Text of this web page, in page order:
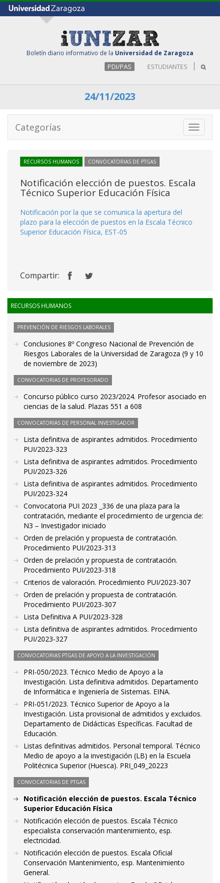
Boletín diario informativo de la Universidad de Zaragoza
PDI/PAS ESTUDIANTES
24/11/2023
Toggle
Categorías
RECURSOS HUMANOS CONVOCATORIAS DE PTGAS
Notificación elección de puestos. Escala
Técnico Superior Educación Física
Notificación por la que se comunica la apertura del
plazo para la elección de puestos en la Escala Técnico
Superior Educación Física, EST-05
Compartir:
RECURSOS HUMANOS
PREVENCIÓN DE RIESGOS LABORALES
Conclusiones 8º Congreso Nacional de Prevención de
Riesgos Laborales de la Universidad de Zaragoza (9 y 10
de noviembre de 2023)
CONVOCATORIAS DE PROFESORADO
Concurso público curso 2023/2024. Profesor asociado en
ciencias de la salud. Plazas 551 a 608
CONVOCATORIAS DE PERSONAL INVESTIGADOR
Lista definitiva de aspirantes admitidos. Procedimiento
PUI/2023-323
Lista definitiva de aspirantes admitidos. Procedimiento
PUI/2023-326
Lista definitiva de aspirantes admitidos. Procedimiento
PUI/2023-324
Convocatoria PUI 2023 _336 de una plaza para la
contratación, mediante el procedimiento de urgencia de:
N3 – Investigador iniciado
Orden de prelación y propuesta de contratación.
Procedimiento PUI/2023-313
Orden de prelación y propuesta de contratación.
Procedimiento PUI/2023-318
Criterios de valoración. Procedimiento PUI/2023-307
Orden de prelación y propuesta de contratación.
Procedimiento PUI/2023-307
Lista Definitiva A PUI/2023-328
Lista definitiva de aspirantes admitidos. Procedimiento
PUI/2023-327
CONVOCATORIAS PTGAS DE APOYO A LA INVESTIGACIÓN
PRI-050/2023. Técnico Medio de Apoyo a la
Investigación. Lista definitiva admitidos. Departamento
de Informática e Ingeniería de Sistemas. EINA.
PRI-051/2023. Técnico Superior de Apoyo a la
Investigación. Lista provisional de admitidos y excluidos.
Departamento de Didácticas Específicas. Facultad de
Educación.
Listas definitivas admitidos. Personal temporal. Técnico
Medio de apoyo a la investigación (LB) en la Escuela
Politécnica Superior (Huesca). PRI_049_20223
CONVOCATORIAS DE PTGAS
Notificación elección de puestos. Escala Técnico
Superior Educación Física
Notificación elección de puestos. Escala Técnico
especialista conservación mantenimiento, esp.
electricidad.
Notificación elección de puestos. Escala Oficial
Conservación Mantenimiento, esp. Mantenimiento
General.